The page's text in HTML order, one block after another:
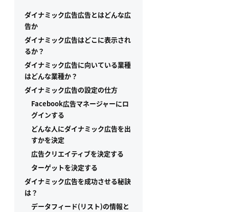
ダイナミック広告広告とはどんな広
告か
ダイナミック広告はどこに表示され
るか？
ダイナミック広告に向いている業種
はどんな業種か？
ダイナミック広告の設定の仕方
Facebook広告マネージャーにロ
グインする
どんな人にダイナミック広告を出
すかを決定
広告クリエイティブを決定する
ターゲットを決定する
ダイナミック広告を成功させる秘訣
は？
データフィード(リスト)の情報と